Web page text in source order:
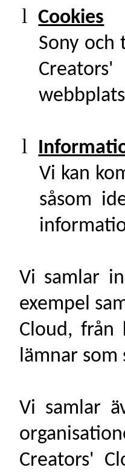
l Cookies
Sony och
l
Vi kan
såsom
Vi samlar
exempel
Cloud, från
lämnar som
Vi samlar
Creators'